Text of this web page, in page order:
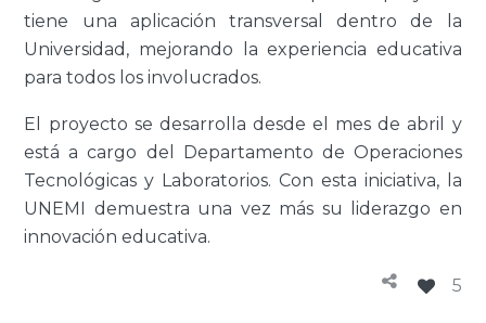
tiene una aplicación transversal dentro de la
Universidad, mejorando la experiencia educativa
para todos los involucrados.
El proyecto se desarrolla desde el mes de abril y
está a cargo del Departamento de Operaciones
Tecnológicas y Laboratorios. Con esta iniciativa, la
UNEMI demuestra una vez más su liderazgo en
innovación educativa.
5